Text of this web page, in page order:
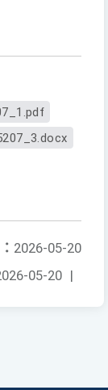
2026-05-20
05-20 |